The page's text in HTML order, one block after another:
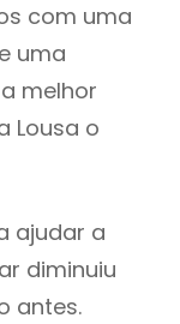
com uma
uma
melhor
Lousa o
ajudar a
diminuiu
antes.